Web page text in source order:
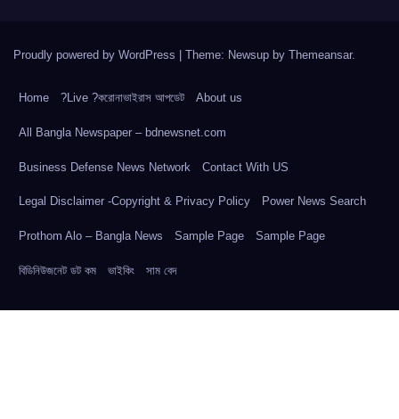
Proudly powered by WordPress | Theme: Newsup by Themeansar.
Home ?Live ?করোনাভাইরাস আপডেট About us
All Bangla Newspaper – bdnewsnet.com
Business Defense News Network Contact With US
Legal Disclaimer -Copyright & Privacy Policy Power News Search
Prothom Alo – Bangla News Sample Page Sample Page
বিডিনিউজনেট ডট কম ভাইকিং সাম বেদ